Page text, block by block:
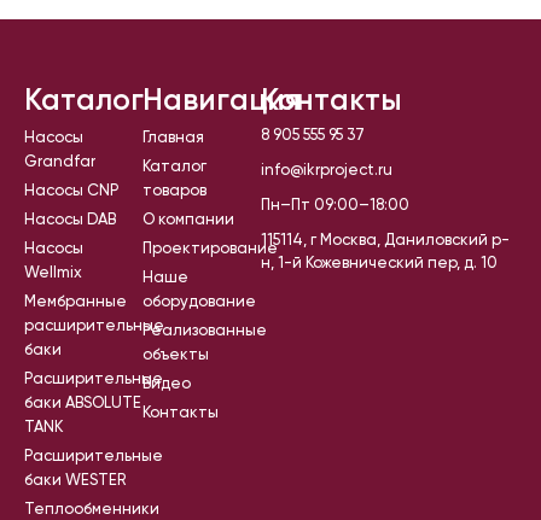
Каталог
Насосы
Grandfar
Насосы CNP
Насосы DAB
Насосы
Wellmix
Мембранные
расширительные
баки
Расширительные
баки ABSOLUTE
TANK
Расширительные
баки WESTER
Теплообменники
Навигация
Главная
Каталог
товаров
О компании
Проектирование
Наше
оборудование
Реализованные
объекты
Видео
Контакты
Контакты
8 905 555 95 37
info@ikrproject.ru
Пн–Пт 09:00–18:00
115114, г Москва, Даниловский р-
н, 1-й Кожевнический пер, д. 10